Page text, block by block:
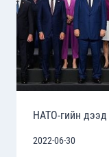
НАТО-гийн
2022-06-30